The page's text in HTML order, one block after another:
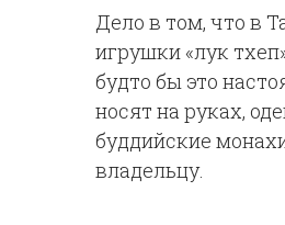
Дело в том, что в
игрушки «лук
будто бы это
носят на руках,
буддийские
владельцу.